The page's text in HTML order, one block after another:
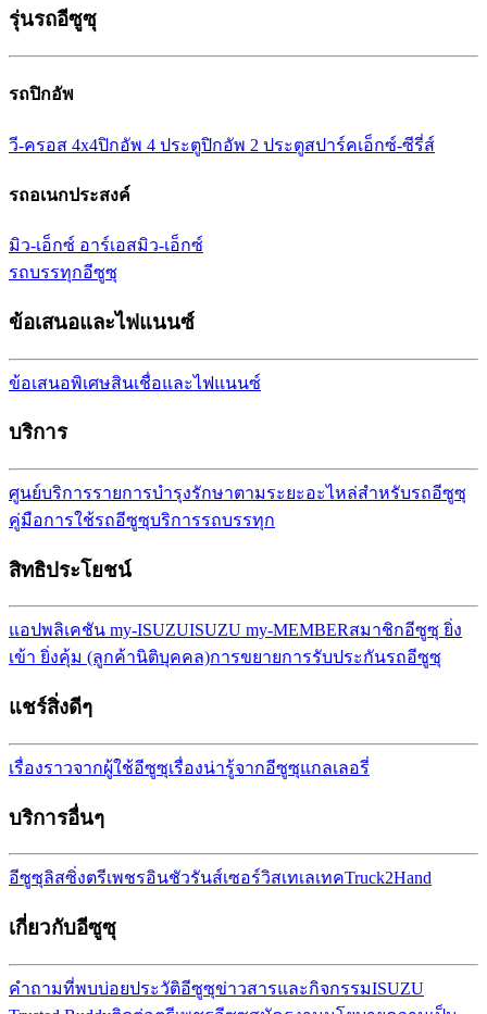
รุ่นรถอีซูซุ
รถปิกอัพ
วี-ครอส 4x4ปิกอัพ 4 ประตูปิกอัพ 2 ประตูสปาร์คเอ็กซ์-ซีรี่ส์
รถอเนกประสงค์
มิว-เอ็กซ์ อาร์เอสมิว-เอ็กซ์
รถบรรทุกอีซูซุ
ข้อเสนอและไฟแนนซ์
ข้อเสนอพิเศษสินเชื่อและไฟแนนซ์
บริการ
ศูนย์บริการรายการบำรุงรักษาตามระยะอะไหล่สำหรับรถอีซูซุ
คู่มือการใช้รถอีซูซุบริการรถบรรทุก
สิทธิประโยชน์
แอปพลิเคชัน my-ISUZUISUZU my-MEMBERสมาชิกอีซูซุ ยิ่ง
เข้า ยิ่งคุ้ม (ลูกค้านิติบุคคล)การขยายการรับประกันรถอีซูซุ
แชร์สิ่งดีๆ
เรื่องราวจากผู้ใช้อีซูซุเรื่องน่ารู้จากอีซูซุแกลเลอรี่
บริการอื่นๆ
อีซูซุลิสซิ่งตรีเพชรอินชัวรันส์เซอร์วิสเทเลเทคTruck2Hand
เกี่ยวกับอีซูซุ
คำถามที่พบบ่อยประวัติอีซูซุข่าวสารและกิจกรรมISUZU